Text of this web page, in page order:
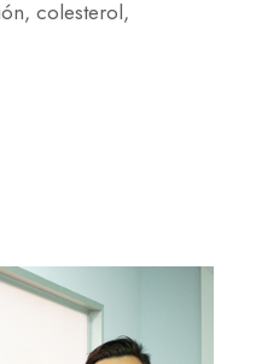
colesterol,